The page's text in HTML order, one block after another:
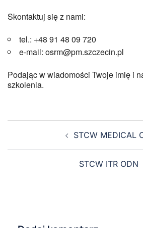
Skontaktuj się z nami:
tel.: +48 91 48 09 720
e-mail: osrm@pm.szczecin.pl
Podając w wiadomości Twoje imię i
szkolenia.
STCW MEDICAL
STCW ITR ODN